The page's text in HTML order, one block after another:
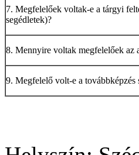
7. Megfelelőek voltak-e a tárgyi
segédletek)?
8. Mennyire voltak megfelelőek az
9. Megfelelő volt-e a továbbképzés